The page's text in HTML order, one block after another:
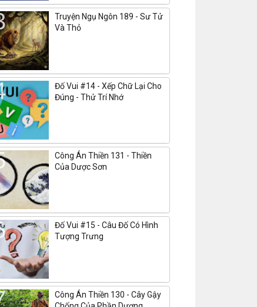
Truyện Ngụ Ngôn 189 - Sư Tử
Và Thỏ
Đố Vui #14 - Xếp Chữ Lại Cho
Đúng - Thử Trí Nhớ
Công Án Thiền 131 - Thiền
Của Dược Sơn
Đố Vui #15 - Câu Đố Có Hình
Tượng Trưng
Công Án Thiền 130 - Cây Gậy